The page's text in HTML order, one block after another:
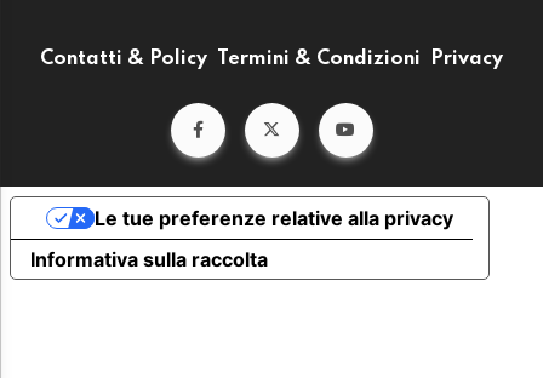
Contatti & Policy Termini & Condizioni Privacy
Informativa sulla raccolta
Le tue preferenze relative alla privacy